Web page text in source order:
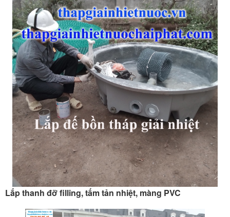
Lắp thanh đỡ filling, tấm tản nhiệt, màng PVC